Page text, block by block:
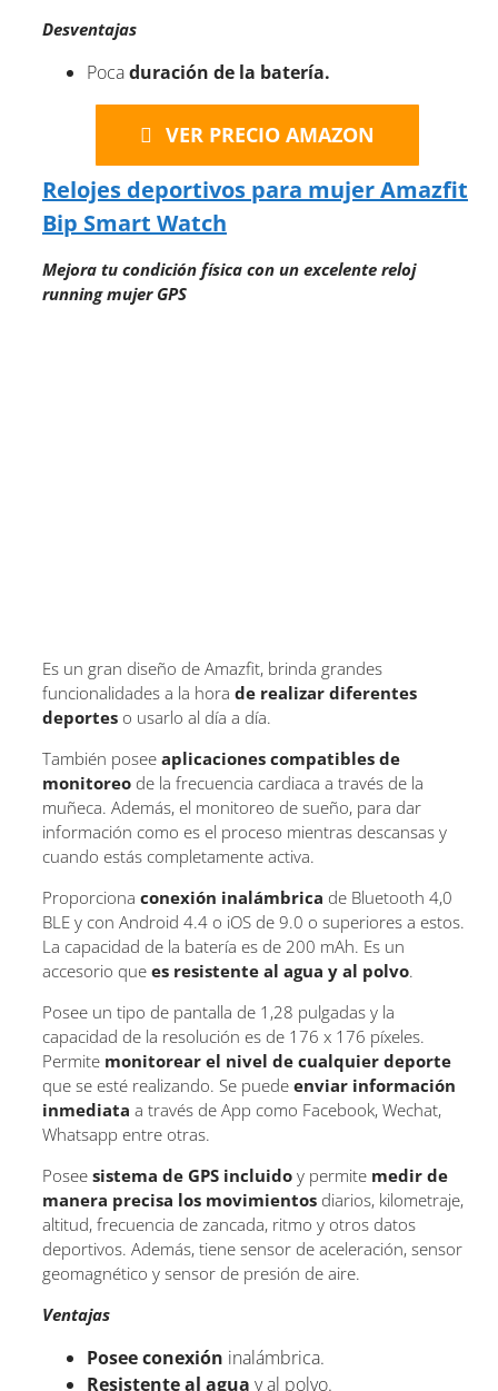
Desventajas
Pocaduración de la batería.
VER PRECIO AMAZON
Relojes deportivos para mujer Amazfit
Bip Smart Watch
Mejora tu condición física con un excelente reloj
running mujer GPS
Es un gran diseño de Amazfit, brinda grandes
funcionalidades a la hora de realizar diferentes
deporteso usarlo al día a día.
También posee aplicaciones compatibles de
monitoreode la frecuencia cardiaca a través de la
muñeca. Además, el monitoreo de sueño, para dar
información como es el proceso mientras descansas y
cuando estás completamente activa.
Proporciona conexión inalámbrica de Bluetooth 4,0
BLE y con Android 4.4 o iOS de 9.0 o superiores a estos.
La capacidad de la batería es de 200 mAh. Es un
accesorio quees resistente al agua y al polvo.
Posee un tipo de pantalla de 1,28 pulgadas y la
capacidad de la resolución es de 176 x 176 píxeles.
Permite monitorear el nivel de cualquier deporte
que se esté realizando. Se puede enviar información
inmediata a través de App como Facebook, Wechat,
Whatsapp entre otras.
Posee sistema de GPS incluidoy permite medir de
manera precisa los movimientosdiarios, kilometraje,
altitud, frecuencia de zancada, ritmo y otros datos
deportivos. Además, tiene sensor de aceleración, sensor
geomagnético y sensor de presión de aire.
Ventajas
Posee conexión inalámbrica.
Resistente al agua y al polvo.